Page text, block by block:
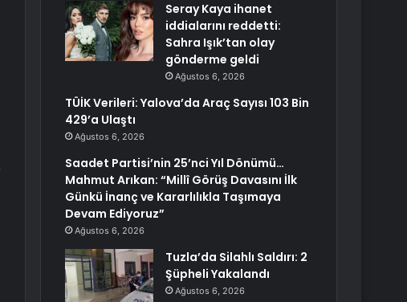
Seray Kaya ihanet
iddialarını reddetti:
Sahra Işık’tan olay
gönderme geldi
Ağustos 6, 2026
TÜİK Verileri: Yalova’da Araç Sayısı 103 Bin
429’a Ulaştı
Ağustos 6, 2026
Saadet Partisi’nin 25’nci Yıl Dönümü…
Mahmut Arıkan: “Millî Görüş Davasını İlk
Günkü İnanç ve Kararlılıkla Taşımaya
Devam Ediyoruz”
Ağustos 6, 2026
Tuzla’da Silahlı Saldırı: 2
Şüpheli Yakalandı
Ağustos 6, 2026